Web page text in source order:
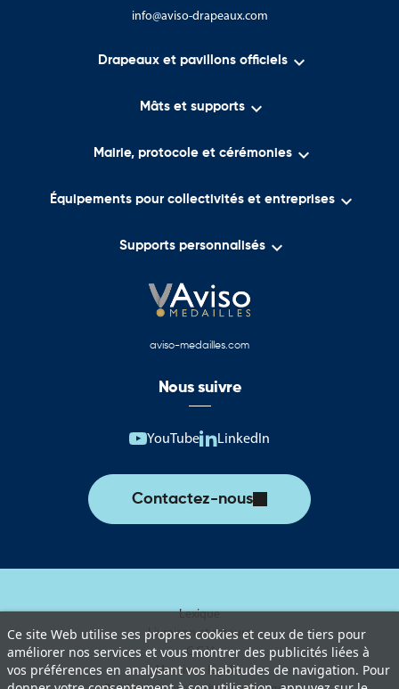
info@aviso-drapeaux.com
Drapeaux et pavillons officiels 
Mâts et supports 
Mairie, protocole et cérémonies 
Équipements pour collectivités et entreprises 
Supports personnalisés 
Ce site Web utilise ses propres cookies et ceux de tiers pour
améliorer nos services et vous montrer des publicités liées à
vos préférences en analysant vos habitudes de navigation. Pour
aviso-medailles.com
Nous suivre
YouTube LinkedIn
Contactez-nous
Lexique
Livraison et retours
C.G.V
Mentions légales